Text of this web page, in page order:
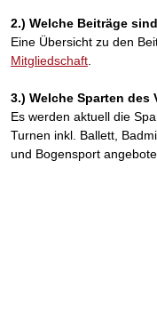
2.) Welche Beiträge
Eine Übersicht zu den
Mitgliedschaft
3.) Welche Sparten des
Es werden aktuell die
Turnen inkl. Ballett,
und Bogensport